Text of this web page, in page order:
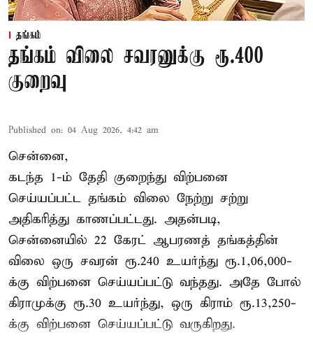
தங்கம்
தங்கம் விலை சவரனுக்கு ரூ.400
குறைவு
Published on: 04 Aug 2026, 4:42 am
சென்னை,
கடந்த 1-ம் தேதி குறைந்து விற்பனை
செய்யப்பட்ட தங்கம் விலை நேற்று சற்று
அதிகரித்து காணப்பட்டது. அதன்படி,
சென்னையில் 22 கேரட் ஆபரணத் தங்கத்தின்
விலை ஒரு சவரன் ரூ.240 உயர்ந்து ரூ.1,06,000-
க்கு விற்பனை செய்யப்பட்டு வந்தது. அதே போல்
கிராமுக்கு ரூ.30 உயர்ந்து, ஒரு கிராம் ரூ.13,250-
க்கு விற்பனை செய்யப்பட்டு வருகிறது.